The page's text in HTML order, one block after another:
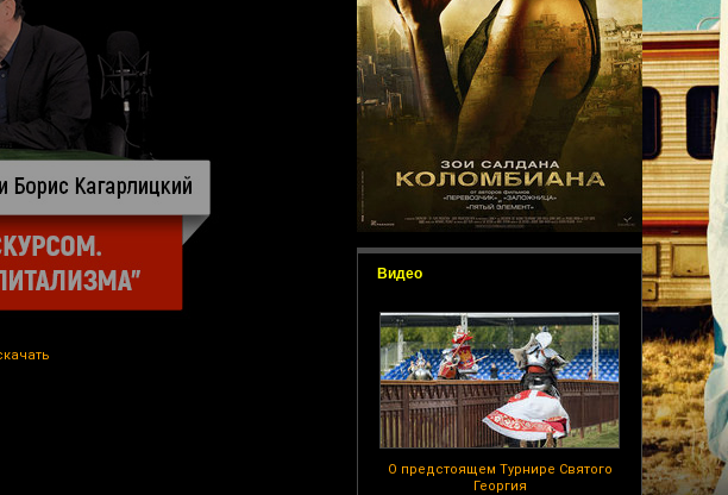
Видео
О предстоящем Турнире Святого
Георгия